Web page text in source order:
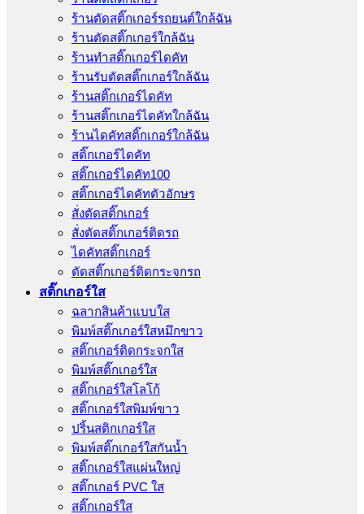
ร้านตัดสติ๊กเกอร์รถยนต์ใกล้ฉัน
ร้านตัดสติ๊กเกอร์ใกล้ฉัน
ร้านทําสติ๊กเกอร์ไดคัท
ร้านรับตัดสติ๊กเกอร์ใกล้ฉัน
ร้านสติ๊กเกอร์ไดคัท
ร้านสติ๊กเกอร์ไดคัทใกล้ฉัน
ร้านไดคัทสติ๊กเกอร์ใกล้ฉัน
สติ๊กเกอร์ไดคัท
สติ๊กเกอร์ไดคัท100
สติ๊กเกอร์ไดคัทตัวอักษร
สั่งตัดสติ๊กเกอร์
สั่งตัดสติ๊กเกอร์ติดรถ
ไดคัทสติ๊กเกอร์
ตัดสติ๊กเกอร์ติดกระจกรถ
สติ๊กเกอร์ใส
ฉลากสินค้าแบบใส
พิมพ์สติ๊กเกอร์ใสหมึกขาว
สติ๊กเกอร์ติดกระจกใส
พิมพ์สติ๊กเกอร์ใส
สติ๊กเกอร์ใสโลโก้
สติ๊กเกอร์ใสพิมพ์ขาว
ปริ้นสติกเกอร์ใส
พิมพ์สติ๊กเกอร์ใสกันน้ำ
สติ๊กเกอร์ใสแผ่นใหญ่
สติ๊กเกอร์ PVC ใส
สติ๊กเกอร์ใส